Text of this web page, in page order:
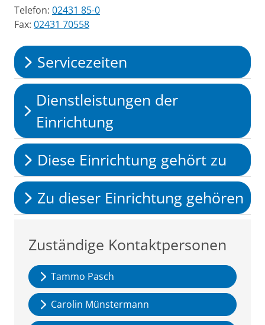
Telefon: 02431 85-0
Fax: 02431 70558
Servicezeiten
Dienstleistungen der
Einrichtung
Diese Einrichtung gehört zu
Zu dieser Einrichtung gehören
Zuständige Kontaktpersonen
Tammo Pasch
Carolin Münstermann